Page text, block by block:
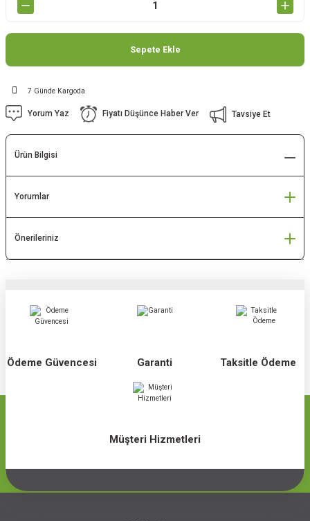
Sepete Ekle
7 Günde Kargoda
Yorum Yaz Fiyatı Düşünce Haber Ver Tavsiye Et
Ürün Bilgisi
Yorumlar
Önerileriniz
Ödeme Güvencesi Garanti Taksitle Ödeme
Müşteri Hizmetleri